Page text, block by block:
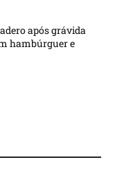
após grávida
hambúrguer e